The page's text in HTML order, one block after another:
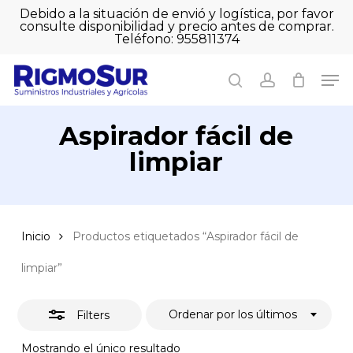
SkipDebido a la situación de envió y logística, por favor
consulte disponibilidad y precio antes de comprar.
Teléfono: 955811374
searchaccount
Cart Close
Aspirador fácil de
limpiar
Inicio Productos etiquetados “Aspirador fácil de
limpiar”
Filters
Mostrando el único resultado
Ordenar por los últimos
Close